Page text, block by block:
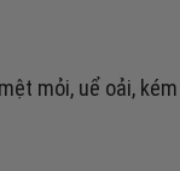
mỏi, uể oải,